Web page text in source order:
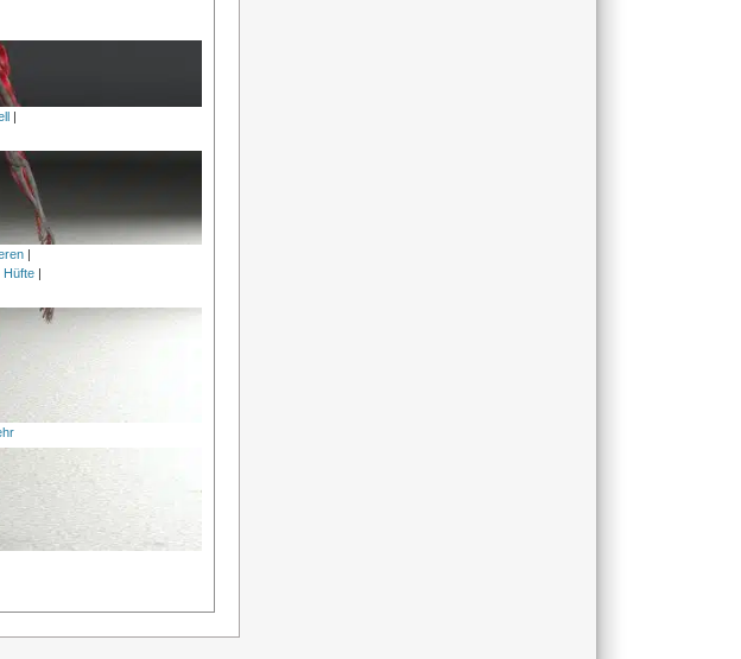
|
|
Hüfte |